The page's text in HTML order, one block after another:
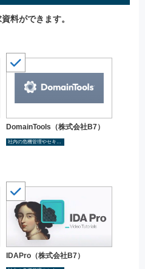
料ができます。
DomainTools（株式会社B7）
社内の危機管理やセキュリティ管理を検討し社内体制の構築
IDAPro（株式会社B7）